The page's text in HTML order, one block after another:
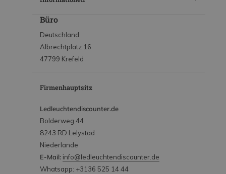
Büro
Deutschland
Albrechtplatz 16
47799 Krefeld
Firmenhauptsitz
Ledleuchtendiscounter.de
Bolderweg 44
8243 RD Lelystad
Niederlande
E-Mail: info@ledleuchtendiscounter.de
Whatsapp: +3136 525 14 44